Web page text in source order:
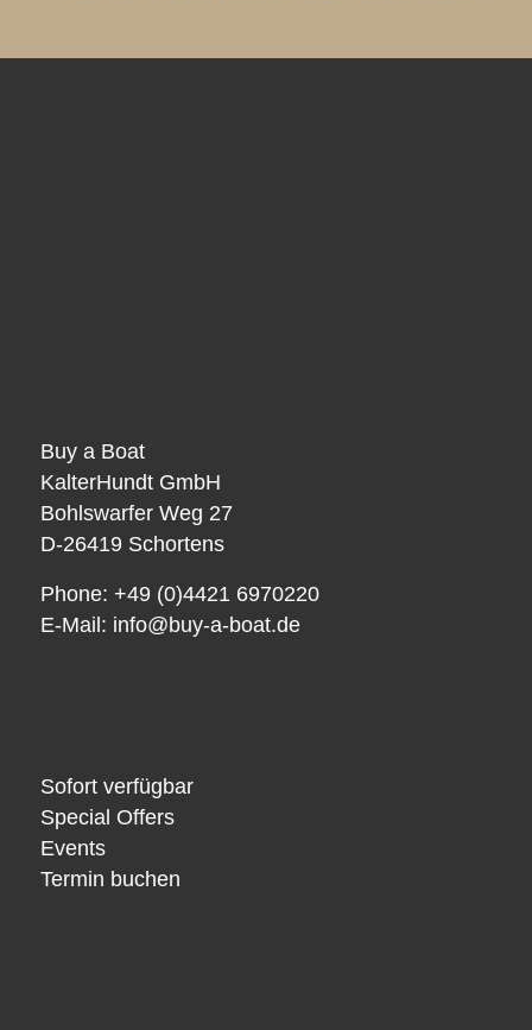
Buy a Boat
KalterHundt GmbH
Bohlswarfer Weg 27
D-26419 Schortens
Phone: +49 (0)4421 6970220
E-Mail: info@buy-a-boat.de
Sofort verfügbar
Special Offers
Events
Termin buchen